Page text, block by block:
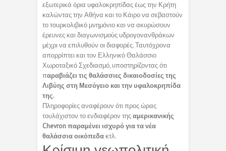
εξωτερικά όρια υφαλοκρηπίδας έως την Κρήτη
καλώντας την Αθήνα και το Κάιρο να σεβαστούν
το τουρκολιβικό μνημόνιο και να ακυρώσουν
έρευνες και διαγωνισμούς υδρογονανθράκων
μέχρι να επιλυθούν οι διαφορές. Ταυτόχρονα
απορρίπτει και τον Ελληνικό Θαλάσσιο
Χωροταξικό Σχεδιασμό, υποστηρίζοντας ότι
παραβιάζει τις θαλάσσιες δικαιοδοσίες της
Λιβύης στη Μεσόγειο και την υφαλοκρηπίδα
της.
Πληροφορίες αναφέρουν ότι προς ώρας
τουλάχιστον το ενδιαφέρον τηςαμερικανικής
Chevron παραμένει ισχυρό για τα νέα
θαλάσσια οικόπεδα κτλ.